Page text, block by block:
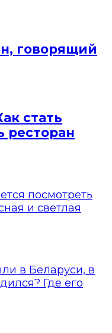
говорящий
стать
ресторан
посмотреть
и светлая
в Беларуси, в
Где его